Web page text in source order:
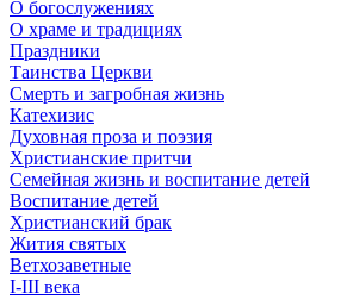
О богослужениях
О храме и традициях
Праздники
Таинства Церкви
Смерть и загробная жизнь
Катехизис
Духовная проза и поэзия
Христианские притчи
Семейная жизнь и воспитание детей
Воспитание детей
Христианский брак
Жития святых
Ветхозаветные
I-III века